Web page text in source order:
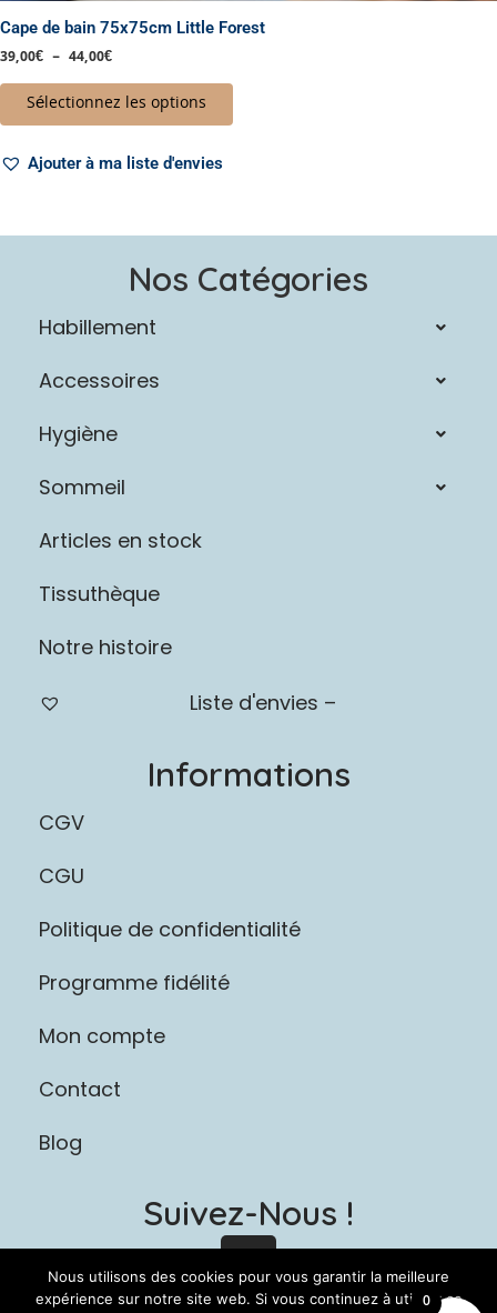
Cape de bain 75x75cm Little Forest
39,00€ – 44,00€
Sélectionnez les options
Ajouter à ma liste d'envies
Nos Catégories
Habillement
Accessoires
Hygiène
Sommeil
Articles en stock
Tissuthèque
Notre histoire
Liste d'envies –
Informations
CGV
CGU
Politique de confidentialité
Programme fidélité
Mon compte
Contact
Blog
Suivez-Nous !
I
n
s
0
Nous utilisons des cookies pour vous garantir la meilleure
expérience sur notre site web. Si vous continuez à utiliser ce